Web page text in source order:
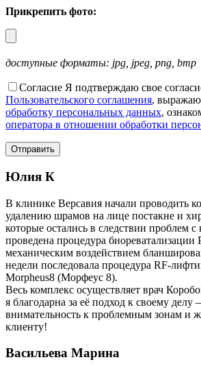
Прикрепить фото:
доступные форматы: jpg, jpeg, png, bmp
Согласие Я подтверждаю свое
Пользовательского соглашения, выражаю
обработку персональных данных,
оператора в отношении обработки
Юлия К
В клинике Версавия начали проводить
удалению шрамов на лице постакне и
которые остались в следствии проблем
проведена процедура
механическим воздействием
недели последовала процедура RF-
Morpheus8 (Морфеус 8).
Весь комплекс осуществляет врач
я благодарна за её подход к своему делу
внимательность к проблемным зонам и
клиенту!
Васильева Марина